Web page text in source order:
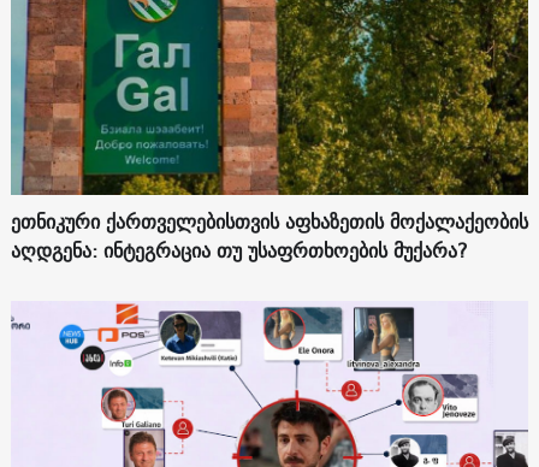
ეთნიკური ქართველებისთვის აფხაზეთის მოქალაქეობის
აღდგენა: ინტეგრაცია თუ უსაფრთხოების მუქარა?